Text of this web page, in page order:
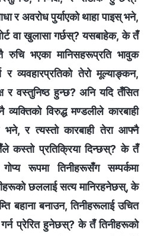
र अवरोध पुर्याएको थाहा पाइस् भने,
वा खुलासा गर्छस्? यसबाहेक, के तँ
भएका मानिसहरूप्रति भावुक
व्यवहारप्रतिको तेरो मूल्याङ्कन,
र वस्तुनिष्ठ हुन्छ? अनि यदि तँसित
विरुद्ध मण्डलीले कारबाही
भने, र त्यस्तो कारबाही तेरा आफ्नै
कस्तो प्रतिक्रिया दिन्छस्? के तँ
रूपमा तिनीहरूसँग सम्पर्कमा
छललाई सत्य मानिरहनेछस्, के
बहाना बनाउन, तिनीहरूलाई उचित
प्रेरित हुनेछस्? के तँ तिनीहरूको